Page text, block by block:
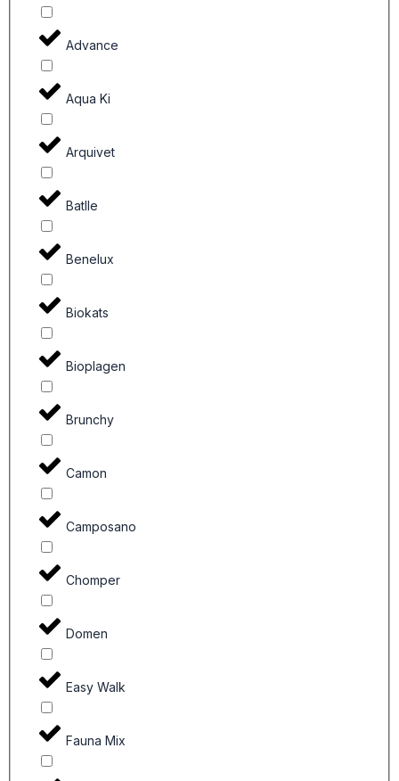
Advance
Aqua Ki
Arquivet
Batlle
Benelux
Biokats
Bioplagen
Brunchy
Camon
Camposano
Chomper
Domen
Easy Walk
Fauna Mix